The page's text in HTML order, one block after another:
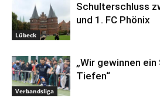
Lübeck
Schulterschluss
und 1. FC Phönix
Verbandsliga
„Wir gewinnen
Tiefen“